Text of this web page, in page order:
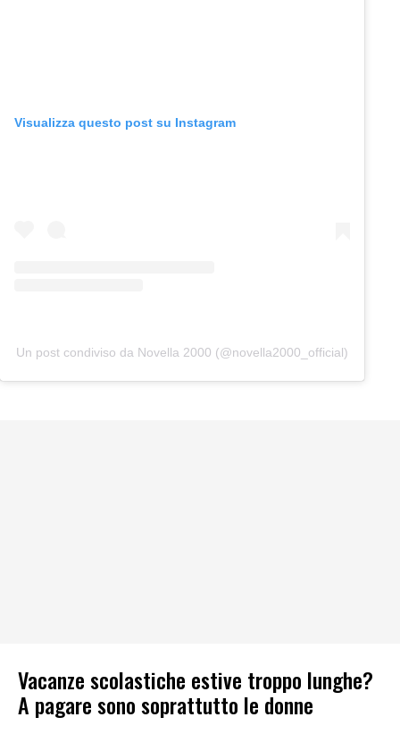
Visualizza questo post su Instagram
Un post condiviso da Novella 2000 (@novella2000_official)
Vacanze scolastiche estive troppo lunghe?
A pagare sono soprattutto le donne